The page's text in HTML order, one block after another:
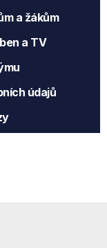
a žákům
a TV
údajů